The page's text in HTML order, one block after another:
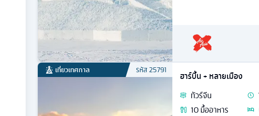
เที่ยวเทศกาล รหัส25791
ฮาร์บิ้น + หลายเมือง
ทัวร์จีน
10มื้ออาหาร